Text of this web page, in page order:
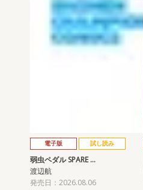
電子版 試し読み
弱虫ペダル SPARE …
渡辺航
発売日：2026.08.06